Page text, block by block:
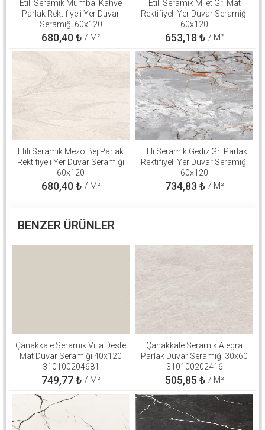
Etili Seramik Mumbai Kahve
Parlak Rektifiyeli Yer Duvar
Seramiği 60x120
680,40₺ / M²
Etili Seramik Milet Gri Mat
Rektifiyeli Yer Duvar Seramiği
60x120
653,18 ₺ / M²
Etili Seramik Mezo Bej Parlak
Rektifiyeli Yer Duvar Seramiği
60x120
680,40₺ / M²
Etili Seramik Gediz Gri Parlak
Rektifiyeli Yer Duvar Seramiği
60x120
734,83 ₺ / M²
BENZER ÜRÜNLER
Çanakkale Seramik Villa Deste
Mat Duvar Seramiği 40x120
310100204681
749,77₺ / M²
Çanakkale Seramik Alegra
Parlak Duvar Seramiği 30x60
310100202416
505,85 ₺ / M²